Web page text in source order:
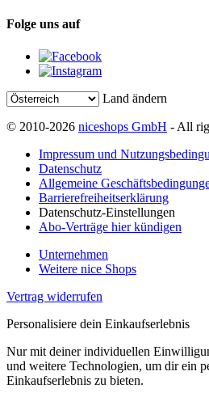
Folge uns auf
Land ändern
© 2010-2026 niceshops GmbH - All
Impressum und
Datenschutz
Allgemeine
Barrierefreiheitserklärung
Datenschutz-Einstellungen
Abo-Verträge hier kündigen
Unternehmen
Weitere nice Shops
Vertrag widerrufen
Personalisiere dein Einkaufserlebnis
Nur mit deiner individuellen
und weitere Technologien, um dir ein
Einkaufserlebnis zu bieten.